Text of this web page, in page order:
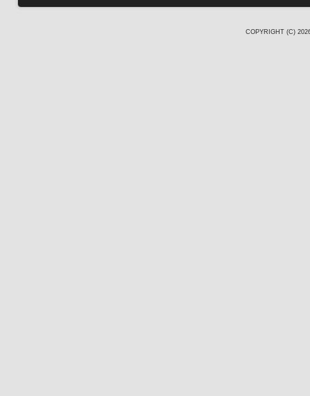
COPYRIGHT (C)